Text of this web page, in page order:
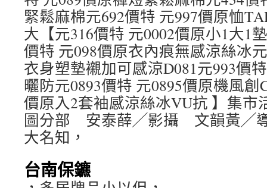
緊鬆麻棉元692價特 元997價原恤
大【元316價特 元0002價原小1大1
價特 元098價原衣內痕無感涼絲冰
衣身塑墊襯加可感涼D081元993價
曬防元0893價特 元0895價原機風創
價原入2套袖感涼絲冰VU抗 】集
圖分部 安泰薛╱影攝 文韻黃╱導
大名知，
台南保鑣